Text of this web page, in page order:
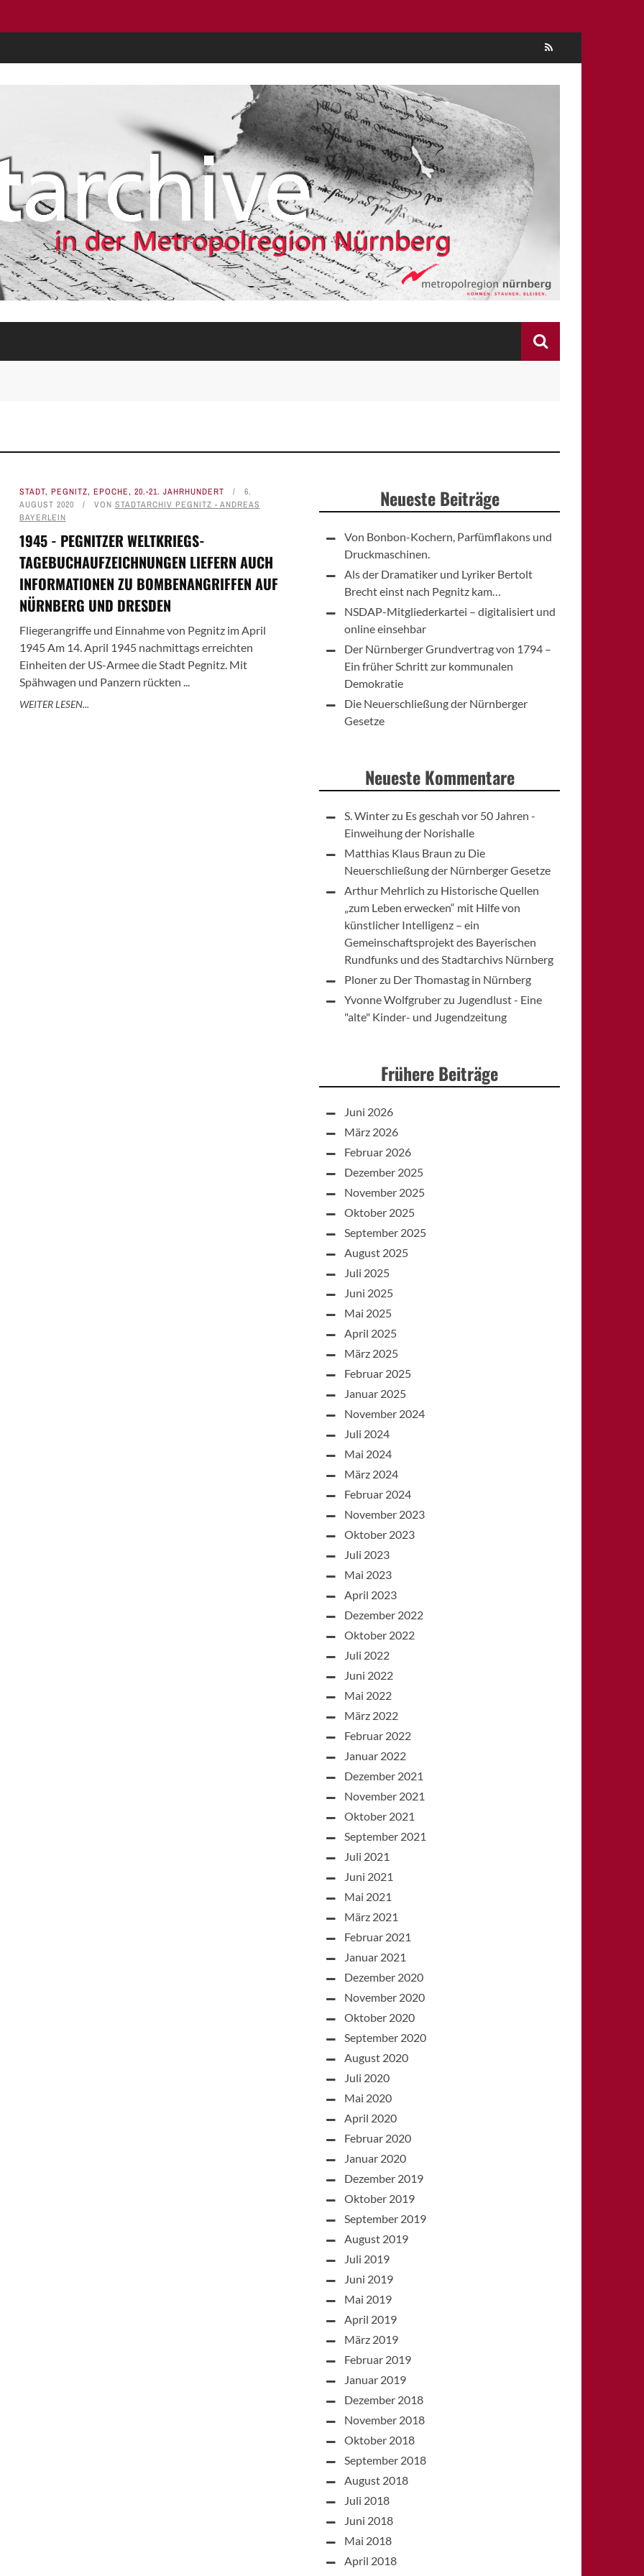
STADT, PEGNITZ, EPOCHE, 20.-21. JAHRHUNDERT
6.
AUGUST 2020
VON STADTARCHIV PEGNITZ - ANDREAS
BAYERLEIN
1945 - PEGNITZER WELTKRIEGS-
TAGEBUCHAUFZEICHNUNGEN LIEFERN AUCH
INFORMATIONEN ZU BOMBENANGRIFFEN AUF
NÜRNBERG UND DRESDEN
Fliegerangriffe und Einnahme von Pegnitz im April
1945 Am 14. April 1945 nachmittags erreichten
Einheiten der US-Armee die Stadt Pegnitz. Mit
Spähwagen und Panzern rückten ...
WEITER LESEN...
Neueste Beiträge
Von Bonbon-Kochern, Parfümflakons und
Druckmaschinen.
Als der Dramatiker und Lyriker Bertolt
Brecht einst nach Pegnitz kam…
NSDAP-Mitgliederkartei – digitalisiert und
online einsehbar
Der Nürnberger Grundvertrag von 1794 –
Ein früher Schritt zur kommunalen
Demokratie
Die Neuerschließung der Nürnberger
Gesetze
Neueste Kommentare
S. Winterzu Es geschah vor 50 Jahren -
Einweihung der Norishalle
Matthias Klaus Braun zu Die
Neuerschließung der Nürnberger Gesetze
Arthur Mehrlich zu Historische Quellen
„zum Leben erwecken“ mit Hilfe von
künstlicher Intelligenz – ein
Gemeinschaftsprojekt des Bayerischen
Rundfunks und des Stadtarchivs Nürnberg
Plonerzu Der Thomastag in Nürnberg
Yvonne Wolfgruberzu Jugendlust - Eine
"alte" Kinder- und Jugendzeitung
Frühere Beiträge
Juni 2026
März 2026
Februar 2026
Dezember 2025
November 2025
Oktober 2025
September 2025
August 2025
Juli 2025
Juni 2025
Mai 2025
April 2025
März 2025
Februar 2025
Januar 2025
November 2024
Juli 2024
Mai 2024
März 2024
Februar 2024
November 2023
Oktober 2023
Juli 2023
Mai 2023
April 2023
Dezember 2022
Oktober 2022
Juli 2022
Juni 2022
Mai 2022
März 2022
Februar 2022
Januar 2022
Dezember 2021
November 2021
Oktober 2021
September 2021
Juli 2021
Juni 2021
Mai 2021
März 2021
Februar 2021
Januar 2021
Dezember 2020
November 2020
Oktober 2020
September 2020
August 2020
Juli 2020
Mai 2020
April 2020
Februar 2020
Januar 2020
Dezember 2019
Oktober 2019
September 2019
August 2019
Juli 2019
Juni 2019
Mai 2019
April 2019
März 2019
Februar 2019
Januar 2019
Dezember 2018
November 2018
Oktober 2018
September 2018
August 2018
Juli 2018
Juni 2018
Mai 2018
April 2018